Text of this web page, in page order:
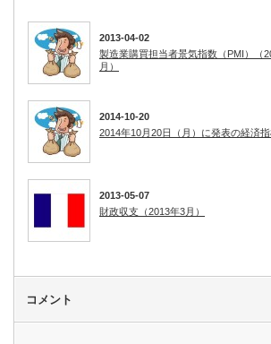
2013-04-02
製造業購買担当者景気指数（PMI）（
月）
2014-10-20
2014年10月20日（月）に発表の経済
2013-05-07
財政収支（2013年3月）
コメント